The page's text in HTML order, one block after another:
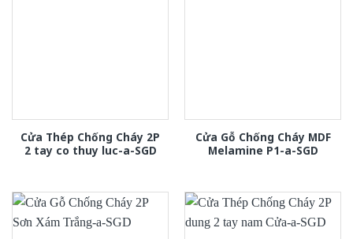
Cửa Thép Chống Cháy 2P
2 tay co thuy luc-a-SGD
Cửa Gỗ Chống Cháy MDF
Melamine P1-a-SGD